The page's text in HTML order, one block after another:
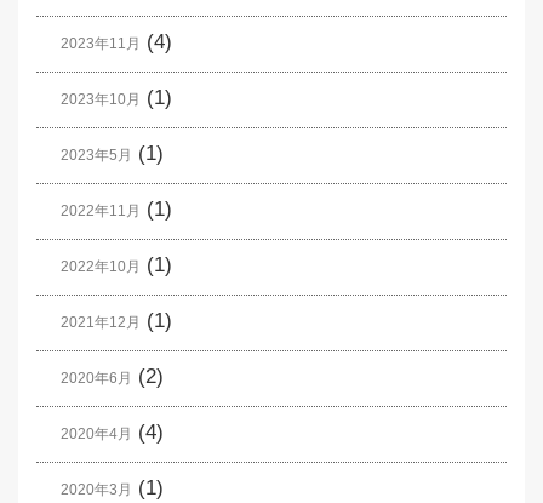
2023年11月 (4)
2023年10月 (1)
2023年5月 (1)
2022年11月 (1)
2022年10月 (1)
2021年12月 (1)
2020年6月 (2)
2020年4月 (4)
2020年3月 (1)